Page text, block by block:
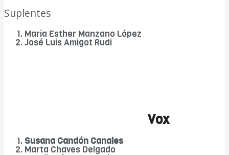
Suplentes
María Esther Manzano López
José Luis Amigot Rudi
Vox
Susana Candón Canales
Marta Chaves Delgado